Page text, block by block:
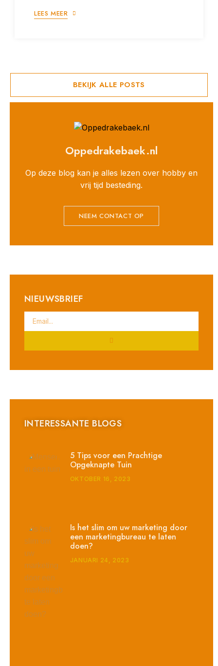
LEES MEER
BEKIJK ALLE POSTS
Oppedrakebaek.nl
Op deze blog kan je alles lezen over hobby en
vrij tijd besteding.
NEEM CONTACT OP
NIEUWSBRIEF
INTERESSANTE BLOGS
5 Tips voor een Prachtige
Opgeknapte Tuin
OKTOBER 16, 2023
Is het slim om uw marketing door
een marketingbureau te laten
doen?
JANUARI 24, 2023